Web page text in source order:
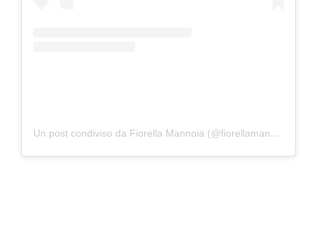
Un post condiviso da Fiorella Mannoia (@fiorellamannoia)